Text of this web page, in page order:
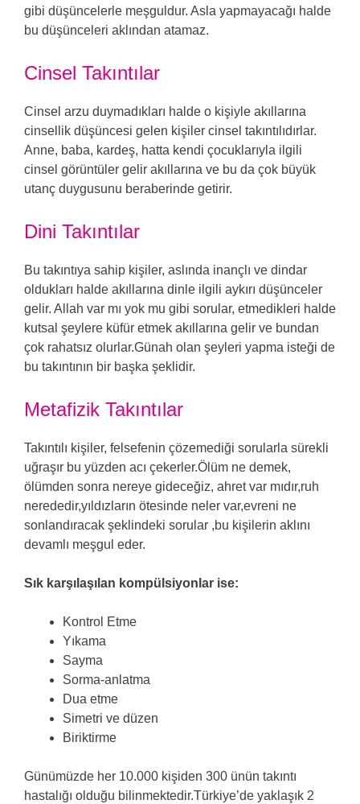
gibi düşüncelerle meşguldur. Asla yapmayacağı halde
bu düşünceleri aklından atamaz.
Cinsel Takıntılar
Cinsel arzu duymadıkları halde o kişiyle akıllarına
cinsellik düşüncesi gelen kişiler cinsel takıntılıdırlar.
Anne, baba, kardeş, hatta kendi çocuklarıyla ilgili
cinsel görüntüler gelir akıllarına ve bu da çok büyük
utanç duygusunu beraberinde getirir.
Dini Takıntılar
Bu takıntıya sahip kişiler, aslında inançlı ve dindar
oldukları halde akıllarına dinle ilgili aykırı düşünceler
gelir. Allah var mı yok mu gibi sorular, etmedikleri halde
kutsal şeylere küfür etmek akıllarına gelir ve bundan
çok rahatsız olurlar.Günah olan şeyleri yapma isteği de
bu takıntının bir başka şeklidir.
Metafizik Takıntılar
Takıntılı kişiler, felsefenin çözemediği sorularla sürekli
uğraşır bu yüzden acı çekerler.Ölüm ne demek,
ölümden sonra nereye gideceğiz, ahret var mıdır,ruh
nerededir,yıldızların ötesinde neler var,evreni ne
sonlandıracak şeklindeki sorular ,bu kişilerin aklını
devamlı meşgul eder.
Sık karşılaşılan kompülsiyonlar ise:
Kontrol Etme
Yıkama
Sayma
Sorma-anlatma
Dua etme
Simetri ve düzen
Biriktirme
Günümüzde her 10.000 kişiden 300 ünün takıntı
hastalığı olduğu bilinmektedir.Türkiye’de yaklaşık 2